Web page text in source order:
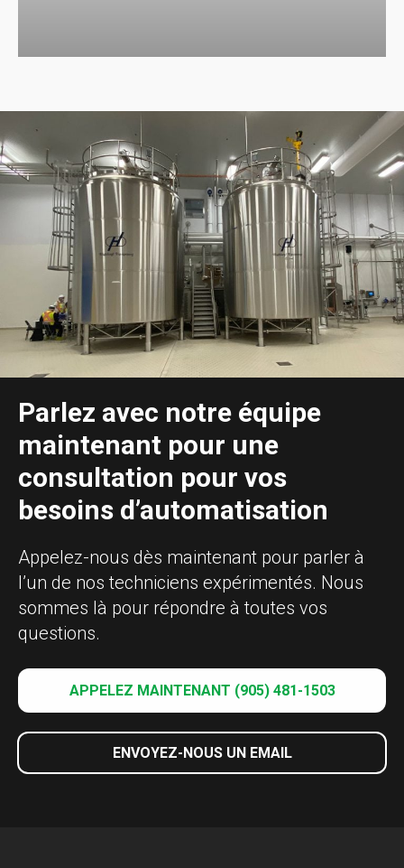
Parlez avec notre équipe
maintenant pour une
consultation pour vos
besoins d’automatisation
Appelez-nous dès maintenant pour parler à
l’un de nos techniciens expérimentés. Nous
sommes là pour répondre à toutes vos
questions.
APPELEZ MAINTENANT (905) 481-1503
ENVOYEZ-NOUS UN EMAIL